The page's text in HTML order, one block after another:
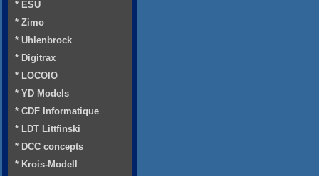
* ESU
* Zimo
* Uhlenbrock
* Digitrax
* LOCOIO
* YD Models
* CDF Informatique
* LDT Littfinski
* DCC concepts
* Krois-Modell